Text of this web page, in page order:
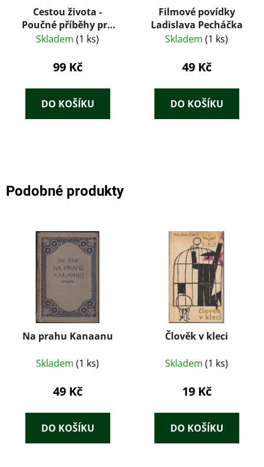
Cestou života -
Poučné příběhy pro
mladé i staré
Skladem (1 ks)
99 Kč
DO KOŠÍKU
Filmové povídky
Ladislava Pecháčka
Skladem (1 ks)
49 Kč
DO KOŠÍKU
Podobné produkty
Na prahu Kanaanu
Skladem (1 ks)
49 Kč
DO KOŠÍKU
Člověk v kleci
Skladem (1 ks)
19 Kč
DO KOŠÍKU